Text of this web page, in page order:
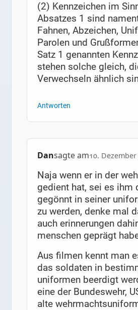
(2) Kennzeichen im
Absatzes 1 sind
Fahnen, Abzeichen,
Parolen und
Satz 1 genannten
stehen solche gleich,
Verwechseln ähnlich
Antworten
Dansagte am10.
Naja wenn er in der
gedient hat, sei es ihm
gegönnt in seiner
zu werden, denke mal
auch erinnerungen
menschen geprägt
Aus filmen kennt man
das soldaten in
uniformen beerdigt
eine der Bundeswehr,
alte